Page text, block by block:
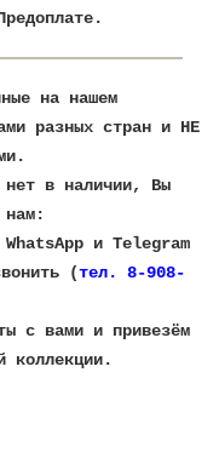
на нашем
разных стран и НЕ
нет в наличии, Вы
нам:
и Telegram
(тел. 8-908-
с вами и привезём
коллекции.